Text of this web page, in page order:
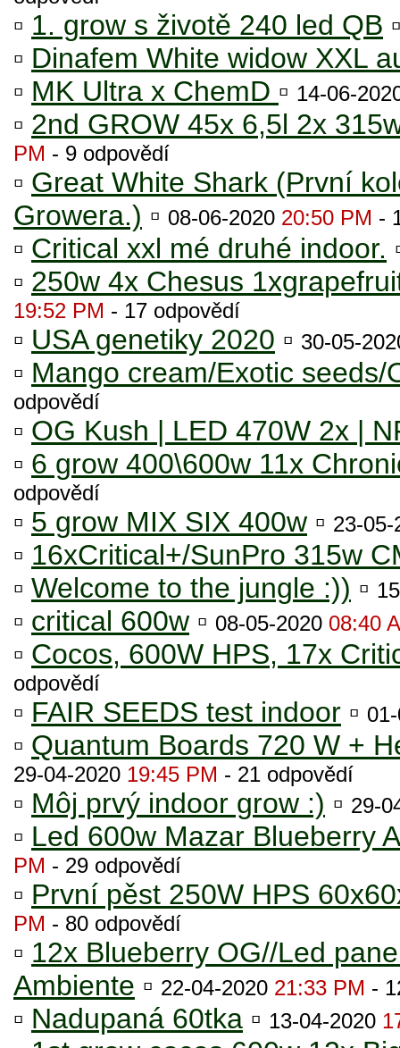
▫ 1. grow s životě 240 led QB
▫ Dinafem White widow XXL
▫ MK Ultra x ChemD ▫ 14-06-
▫ 2nd GROW 45x 6,5l 2x
PM - 9 odpovědí
▫ Great White Shark (První
Growera.) ▫ 08-06-2020 20:50 PM -
▫ Critical xxl mé druhé indoor.
▫ 250w 4x Chesus
19:52 PM - 17 odpovědí
▫ USA genetiky 2020 ▫ 30-05-
▫ Mango cream/Exotic seeds/
odpovědí
▫ OG Kush | LED 470W 2x |
▫ 6 grow 400\600w 11x
odpovědí
▫ 5 grow MIX SIX 400w ▫ 23-
▫ 16xCritical+/SunPro 315w
▫ Welcome to the jungle :)) ▫
▫ critical 600w ▫ 08-05-2020 08:40
▫ Cocos, 600W HPS, 17x
odpovědí
▫ FAIR SEEDS test indoor ▫
▫ Quantum Boards 720 W +
29-04-2020 19:45 PM - 21 odpovědí
▫ Môj prvý indoor grow :) ▫ 29-
▫ Led 600w Mazar Blueberry
PM - 29 odpovědí
▫ První pěst 250W HPS
PM - 80 odpovědí
▫ 12x Blueberry OG//Led
Ambiente ▫ 22-04-2020 21:33 PM -
▫ Nadupaná 60tka ▫ 13-04-2020